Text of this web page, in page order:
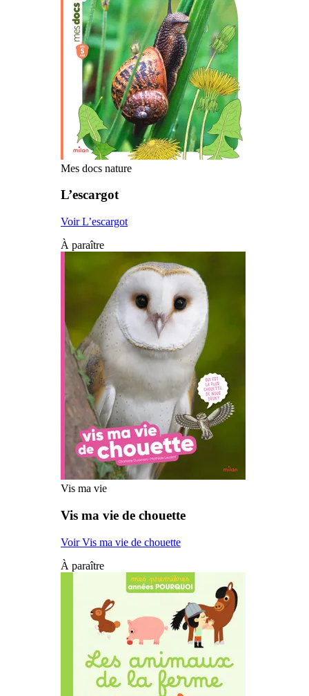
Mes docs nature
L’escargot
Voir L’escargot
À paraître
Vis ma vie
Vis ma vie de chouette
Voir Vis ma vie de chouette
À paraître